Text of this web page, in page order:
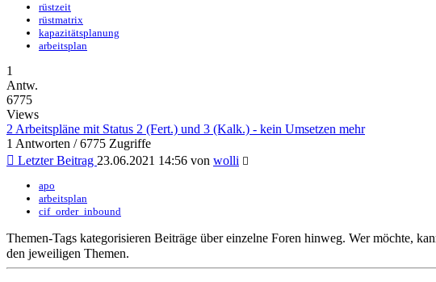
rüstzeit
rüstmatrix
kapazitätsplanung
arbeitsplan
1
Antw.
6775
Views
2 Arbeitspläne mit Status 2 (Fert.) und 3 (Kalk.) - kein Umsetzen mehr
1 Antworten / 6775 Zugriffe
Letzter Beitrag 23.06.2021 14:56 von wolli
apo
arbeitsplan
cif_order_inbound
Themen-Tags kategorisieren Beiträge über einzelne Foren hinweg. Wer möchte,
den jeweiligen Themen.